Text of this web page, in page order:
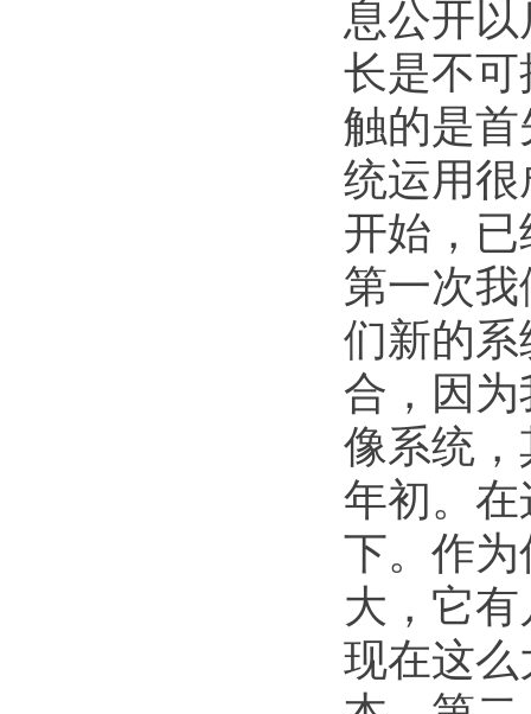
息公开
长是不
触的是
统运用
开始，
第一次
们新的
合，因
像系统
年初。
下。作
大，它
现在这